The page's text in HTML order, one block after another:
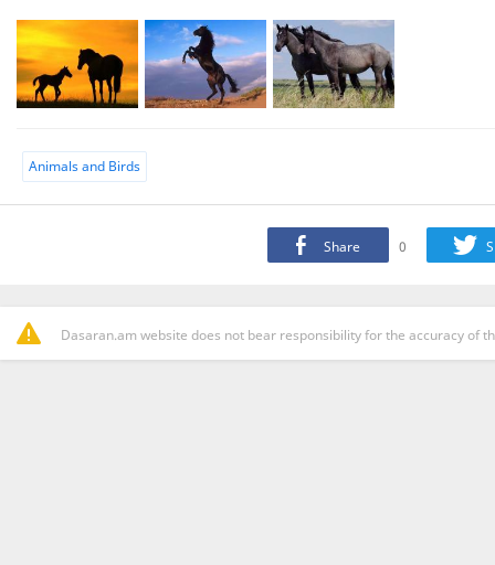
Animals and Birds
Share 0
Dasaran.am website does not bear responsibility for the accuracy of